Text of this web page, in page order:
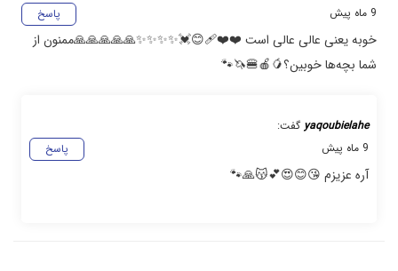
پاسخ
9 ماه پیش
خوبه یعنی عالی عالی است ❤️❤️‍🩹😊💓✨️✨️✨️✨️🙏🙏🙏🙏🙏ممنون از
شما بچه‌ها خوبین؟🥭🍎🍔🦄🐾
yaqoubielahe گفت:
پاسخ
9 ماه پیش
آره عزیزم 😘😊😍💕😽🙏🐾